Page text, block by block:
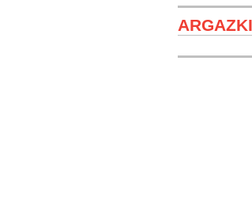
Eugenia